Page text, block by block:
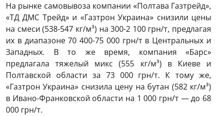
На рынке самовывоза компании «Полтава Газтрейд»,
«ТД ДМС Tрейд» и «Газтрон Украина» снизили цены
на смеси (538-547 кг/м³) на 300-2 100 грн/т, предлагая
их в диапазоне 70 400-75 000 грн/т в Центральных и
Западных. В то же время, компания «Барс»
предлагала тяжелый микс (555 кг/м³) в Киеве и
Полтавской области за 73 000 грн/т. К тому же,
«Газтрон Украина» снизила цену на бутан (582 кг/м³)
в Ивано-Франковской области на 1 000 грн/т — до 68
000 грн/т.